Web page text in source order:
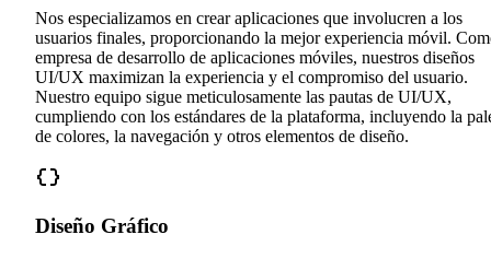
Nos especializamos en crear aplicaciones que involucren a los
usuarios finales, proporcionando la mejor experiencia móvil.
empresa de desarrollo de aplicaciones móviles, nuestros diseños
UI/UX maximizan la experiencia y el compromiso del usuario.
Nuestro equipo sigue meticulosamente las pautas de UI/UX,
cumpliendo con los estándares de la plataforma, incluyendo la
de colores, la navegación y otros elementos de diseño.
Diseño Gráfico